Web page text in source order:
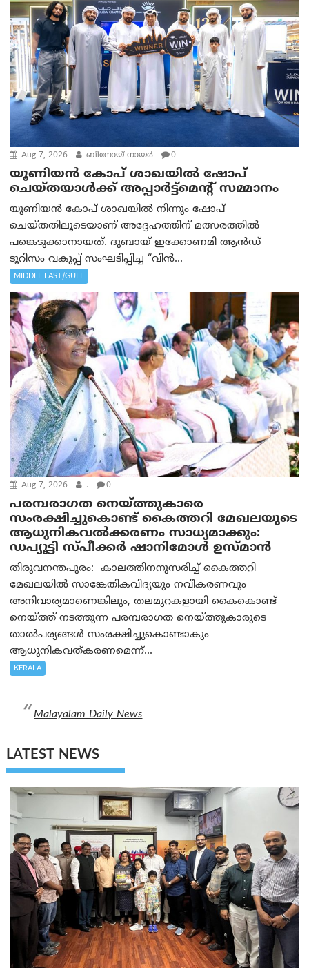
Aug 7, 2026 ബിനോയ് നായര്‍ 0
യൂണിയൻ കോപ് ശാഖയിൽ ഷോപ്
ചെയ്തയാൾക്ക് അപ്പാർട്ട്മെന്റ് സമ്മാനം
യൂണിയൻ കോപ് ശാഖയിൽ നിന്നും ഷോപ്
ചെയ്തതിലൂടെയാണ് അദ്ദേഹത്തിന് മത്സരത്തിൽ
പങ്കെടുക്കാനായത്. ദുബായ് ഇക്കോണമി ആൻഡ്
ടൂറിസം വകുപ്പ് സംഘടിപ്പിച്ച “വിൻ...
MIDDLE EAST/GULF
Aug 7, 2026 . 0
പരമ്പരാഗത നെയ്ത്തുകാരെ
സംരക്ഷിച്ചുകൊണ്ട് കൈത്തറി മേഖലയുടെ
ആധുനികവൽക്കരണം സാധ്യമാക്കും:
ഡപ്യൂട്ടി സ്പീക്കർ ഷാനിമോൾ ഉസ്മാൻ
തിരുവനന്തപുരം: കാലത്തിനനുസരിച്ച് കൈത്തറി
മേഖലയിൽ സാങ്കേതികവിദ്യയും നവീകരണവും
അനിവാര്യമാണെങ്കിലും, തലമുറകളായി കൈകൊണ്ട്
നെയ്ത്ത് നടത്തുന്ന പരമ്പരാഗത നെയ്ത്തുകാരുടെ
താൽപര്യങ്ങൾ സംരക്ഷിച്ചുകൊണ്ടാകും
ആധുനികവത്കരണമെന്ന്...
KERALA
Malayalam Daily News
LATEST NEWS